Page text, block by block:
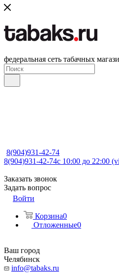
федеральная сеть табачных
8(904)931-42-74
8(904)931-42-74с 10:00 до 22:00
Заказать звонок
Задать вопрос
Войти
Корзина0
Отложенные0
Ваш город
Челябинск
info@tabaks.ru